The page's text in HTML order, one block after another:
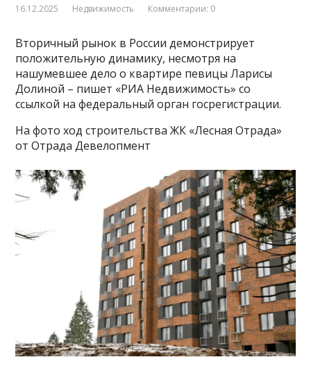
16.12.2025 Недвижимость Комментарии: 0
Вторичный рынок в России демонстрирует
положительную динамику, несмотря на
нашумевшее дело о квартире певицы Ларисы
Долиной – пишет «РИА Недвижимость» со
ссылкой на федеральный орган госрегистрации.
На фото ход строительства ЖК «Лесная Отрада»
от Отрада Девелопмент